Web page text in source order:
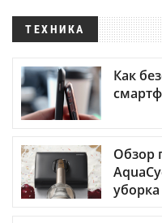
ТЕХНИКА
Как
Обзор